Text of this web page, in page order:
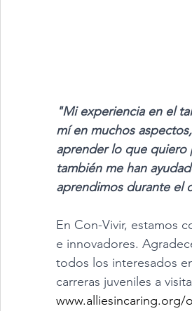
"Mi experiencia en el
mí en muchos
aprender lo que quiero
también me han
aprendimos durante el
En Con-Vivir, estamos
e innovadores.
todos los interesados
carreras juveniles a
www.alliesincaring.org/